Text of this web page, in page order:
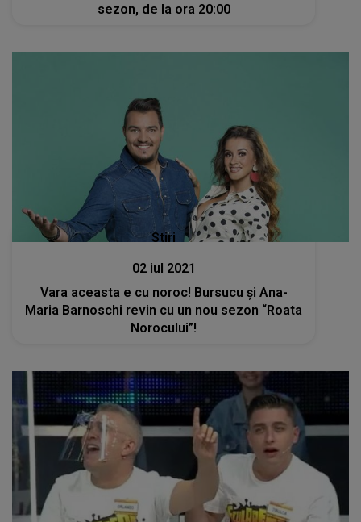
sezon, de la ora 20:00
Stiri
02 iul 2021
Vara aceasta e cu noroc! Bursucu și Ana-
Maria Barnoschi revin cu un nou sezon “Roata
Norocului”!